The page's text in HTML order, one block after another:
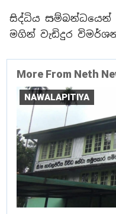
සිද්ධිය සම්බන්ධයෙන්
මගින් වැඩිදුර
More From Neth
NAWALAPITIYA